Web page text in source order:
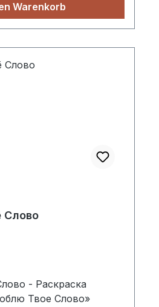
Warenkorb
Слово
- Раскраска
Твое Слово»